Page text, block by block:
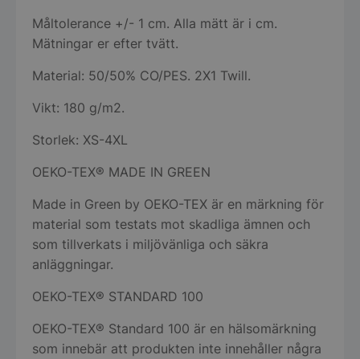
Måltolerance +/- 1 cm. Alla mätt är i cm.
Mätningar er efter tvätt.
Material: 50/50% CO/PES. 2X1 Twill.
Vikt: 180 g/m2.
Storlek: XS-4XL
OEKO-TEX® MADE IN GREEN
Made in Green by OEKO-TEX är en märkning för
material som testats mot skadliga ämnen och
som tillverkats i miljövänliga och säkra
anläggningar.
OEKO-TEX® STANDARD 100
OEKO-TEX® Standard 100 är en hälsomärkning
som innebär att produkten inte innehåller några